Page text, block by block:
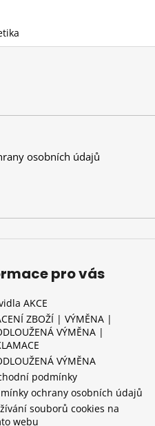
osobních údajů
pro vás
AKCE
ZBOŽÍ | VÝMĚNA |
VÝMĚNA |
VÝMĚNA
podmínky
ochrany osobních údajů
souborů cookies na
webu